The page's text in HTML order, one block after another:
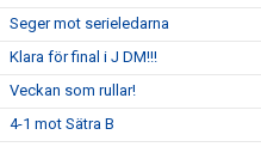
Seger mot serieledarna
Klara för final i J DM!!!
Veckan som rullar!
4-1 mot Sätra B